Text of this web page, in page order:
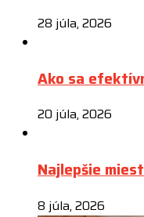
28 júla, 2026
Ako sa
20 júla, 2026
Najlepšie
8 júla, 2026